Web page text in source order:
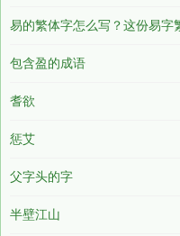
包含盈的成语
耆欲
惩艾
父字头的字
半壁江山